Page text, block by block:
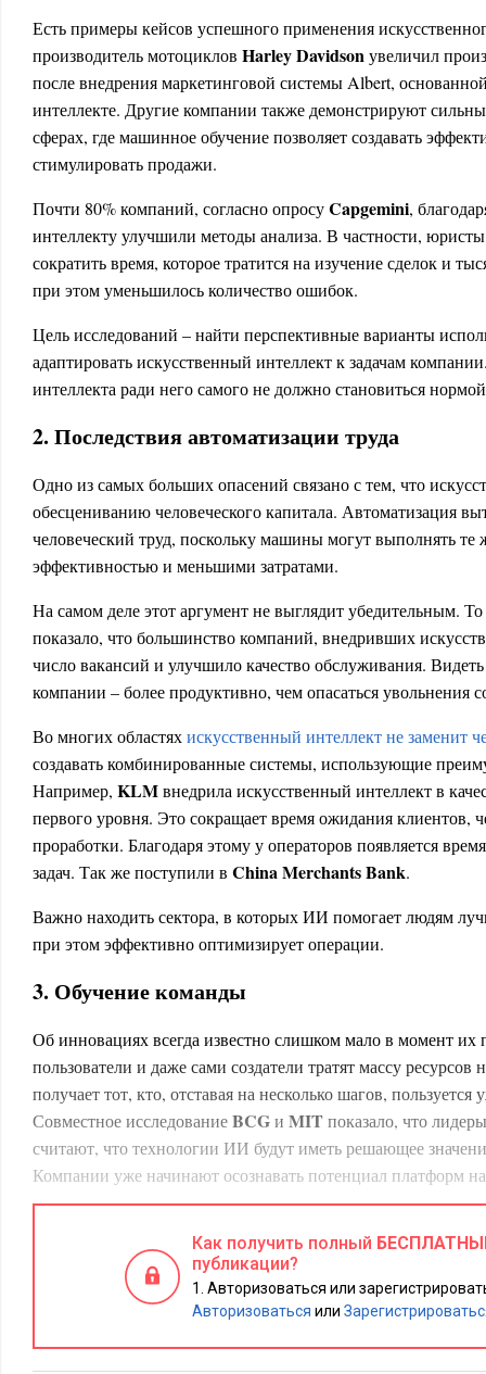
Есть примеры кейсов успешного применения
производитель мотоциклов Harley Davidsonувеличил
после внедрения маркетинговой системы Albert,
интеллекте. Другие компании также демонстрируют
сферах, где машинное обучение позволяет создавать
стимулировать продажи.
Почти 80% компаний, согласно опросуCapgemini,
интеллекту улучшили методы анализа. В частности,
сократить время, которое тратится на изучение сделок и
при этом уменьшилось количество ошибок.
Цель исследований – найти перспективные варианты
адаптировать искусственный интеллект к задачам
интеллекта ради него самого не должно становиться
2. Последствия автоматизации труда
Одно из самых больших опасений связано с тем, что
обесцениванию человеческого капитала. Автоматизация
человеческий труд, поскольку машины могут выполнять
эффективностью и меньшими затратами.
На самом деле этот аргумент не выглядит убедительным.
показало, что большинство компаний, внедривших
число вакансий и улучшило качество обслуживания.
компании – более продуктивно, чем опасаться увольнения
Во многих областяхискусственный интеллект не заменит
создавать комбинированные системы, использующие
Например, KLMвнедрила искусственный интеллект в
первого уровня. Это сокращает время ожидания клиентов,
проработки. Благодаря этому у операторов появляется
задач. Так же поступили в China Merchants Bank.
Важно находить сектора, в которых ИИ помогает людям
при этом эффективно оптимизирует операции.
3. Обучение команды
Об инновациях всегда известно слишком мало в момент их
пользователи и даже сами создатели тратят массу ресурсов
получает тот, кто, отставая на несколько шагов,
Совместное исследованиеBCGи MITпоказало, что
считают, что технологии ИИ будут иметь решающее
Компании уже начинают осознавать потенциал платформ на
интеллекта, 83% опрошенных рассматривает их как
Для большинства высокотехнологичных компаний
искусственного интеллекта не является абсолютно
Важно видеть такие возможности ИИ, как самообучение
Как получить полный
публикации?
Авторизоваться или
Авторизоваться или